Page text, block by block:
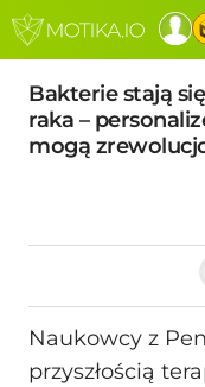
Bakterie stają
raka –
mogą
Naukowcy z
przyszłością